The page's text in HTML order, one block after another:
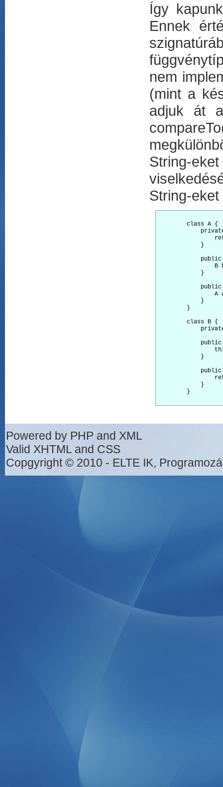
Így
Ennek
nem
(mint a
adjuk át
String-
String-
        class A {
            }
public
                B
            }
A
            }
        }
        class B
{
            }
            }
        }
Powered by PHP and XML
Valid XHTML and CSS
Copgyright © 2010 - ELTE IK,